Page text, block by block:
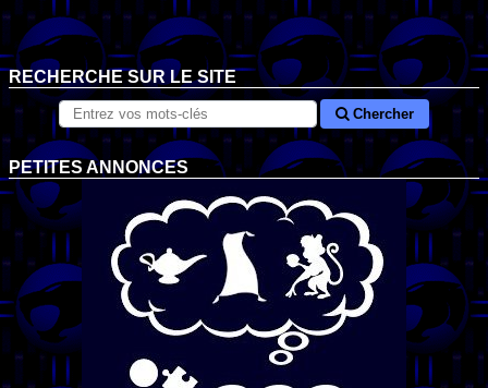
RECHERCHE SUR LE SITE
Chercher
PETITES ANNONCES